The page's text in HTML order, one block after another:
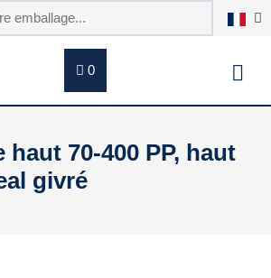
0
haut 70-400 PP, haut
givré